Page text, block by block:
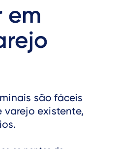
em
são fáceis
existente,